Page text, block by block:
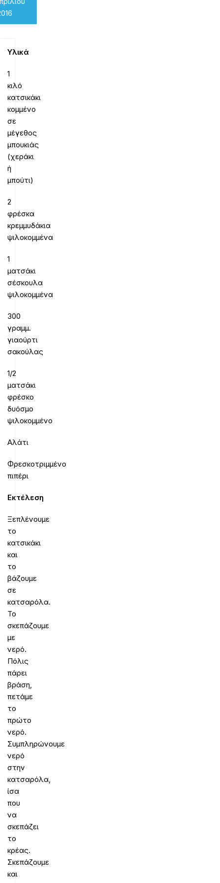
Υλικά
1
κιλό
κατσικάκι
κομμένο
σε
μέγεθος
μπουκιάς
(χεράκι
ή
μπούτι)
2
φρέσκα
κρεμμυδάκια
ψιλοκομμένα
1
ματσάκι
σέσκουλα
ψιλοκομμένα
300
γραμμ.
γιαούρτι
σακούλας
1/2
ματσάκι
φρέσκο
δυόσμο
ψιλοκομμένο
Αλάτι
Φρεσκοτριμμένο
πιπέρι
Εκτέλεση
Ξεπλένουμε
το
κατσικάκι
και
το
βάζουμε
σε
κατσαρόλα.
Το
σκεπάζουμε
με
νερό.
Πόλις
πάρει
βράση,
πετάμε
το
πρώτο
νερό.
Συμπληρώνουμε
νερό
στην
κατσαρόλα,
ίσα
που
να
σκεπάζει
το
κρέας.
Σκεπάζουμε
και